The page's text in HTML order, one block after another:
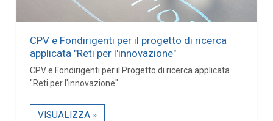
CPV e Fondirigenti per il progetto di ricerca
applicata "Reti per l'innovazione"
CPV e Fondirigenti per il Progetto di ricerca applicata
"Reti per l'innovazione"
VISUALIZZA »